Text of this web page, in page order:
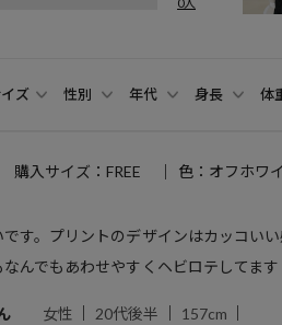
ズ 性別 年代 身長 体
購入サイズ：FREE 色：オフホワ
す。プリントのデザインはカッコい
んでもあわせやすくヘビロテしてます
女性 20代後半 157cm